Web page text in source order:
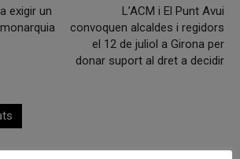
exigir un
L’ACM i El Punt Avui
convoquen alcaldes i regidors
el 12 de juliol a Girona per
donar suport al dret a decidir